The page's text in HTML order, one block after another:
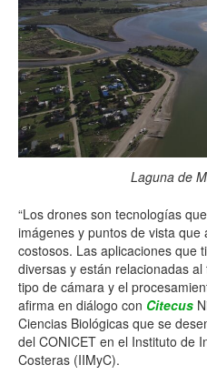
Laguna de
“Los drones son tecnologías
imágenes y puntos de vista
costosos. Las aplicaciones que
diversas y están relacionadas
tipo de cámara y el
afirma en diálogo con Citecus
Ciencias Biológicas que se
del CONICET en el Instituto de
Costeras (IIMyC).